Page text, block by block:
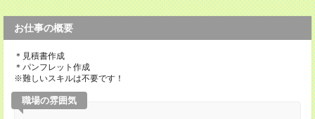
お仕事の概要
＊見積書作成
＊パンフレット作成
※難しいスキルは不要です！
職場の雰囲気